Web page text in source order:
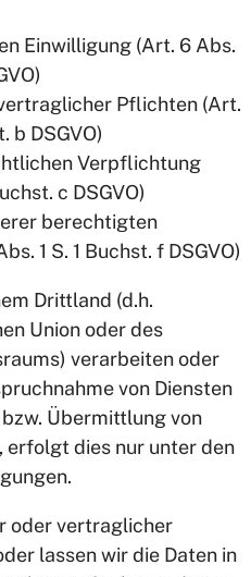
Einwilligung (Art. 6 Abs.
Pflichten (Art.
b DSGVO)
Verpflichtung
c DSGVO)
berechtigten
1 S. 1 Buchst. f DSGVO)
Drittland (d.h.
Union oder des
verarbeiten oder
von Diensten
Übermittlung von
erfolgt dies nur unter den
oder vertraglicher
lassen wir die Daten in